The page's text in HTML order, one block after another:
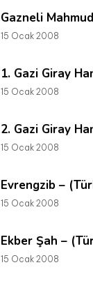
Gazneli
15 Ocak 2008
1. Gazi Giray
15 Ocak 2008
2. Gazi Giray
15 Ocak 2008
Evrengzib –
15 Ocak 2008
Ekber Şah –
15 Ocak 2008